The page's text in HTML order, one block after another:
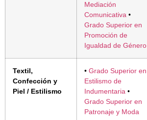
Mediación
Comunicativa •
Grado Superior en
Promoción de
Igualdad de Género
Textil,
Confección y
Piel / Estilismo
• Grado Superior en
Estilismo de
Indumentaria •
Grado Superior en
Patronaje y Moda